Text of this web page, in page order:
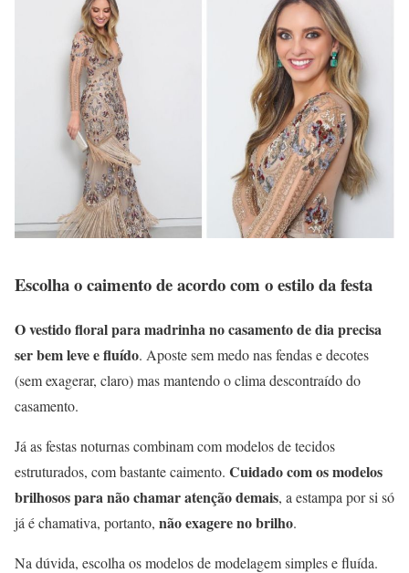
Escolha o caimento de acordo com o estilo da festa
O vestido floral para madrinha no casamento de dia precisa
ser bem leve e fluído. Aposte sem medo nas fendas e decotes
(sem exagerar, claro) mas mantendo o clima descontraído do
casamento.
Já as festas noturnas combinam com modelos de tecidos
estruturados, com bastante caimento. Cuidado com os modelos
brilhosos para não chamar atenção demais, a estampa por si só
já é chamativa, portanto, não exagere no brilho.
Na dúvida, escolha os modelos de modelagem simples e fluída.